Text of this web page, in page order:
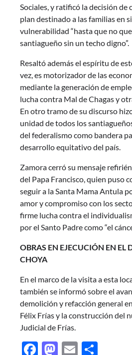
Sociales, y ratificó la decisión de
plan destinado a las familias en
vulnerabilidad “hasta que no
santiagueño sin un techo digno”.
Resaltó además el espíritu de
vez, es motorizador de las
mediante la generación de
lucha contra Mal de Chagas y
En otro tramo de su discurso
unidad de todos los
del federalismo como bandera
desarrollo equitativo del país.
Zamora cerró su mensaje
del Papa Francisco, quien puso
seguir a la Santa Mama Antula
amor y compromiso con los
firme lucha contra el
por el Santo Padre como “el
OBRAS EN EJECUCIÓN EN EL
CHOYA
En el marco de la visita a esta
también se informó sobre el
demolición y refacción general
Félix Frías y la construcción del
Judicial de Frías.
Facebook
Mastodon
Email